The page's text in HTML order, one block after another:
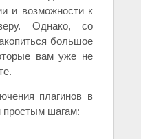
и возможности к
Однако, со
большое
вам уже не
плагинов в
простым шагам: